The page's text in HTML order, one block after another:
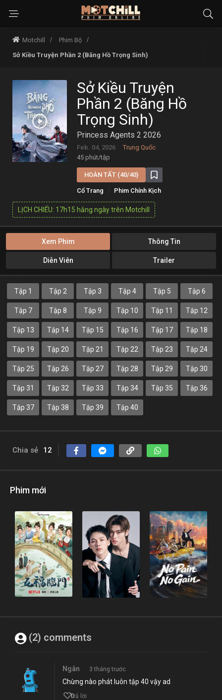
Motchill
Phim Bộ
Sở Kiều Truyện Phần 2 (Băng Hồ Trọng Sinh)
Sở Kiều Truyện
Phần 2 (Băng Hồ
Trọng Sinh)
Princess Agents 2 2026
Feb. 04, 2026
Trung Quốc
45 phút/tập
HOÀN TẤT (40/40)
Cổ Trang Phim Chính Kịch
LỊCH CHIẾU: 17h15 hằng ngày trên Motchill
Xem Phim Thông Tin
Diễn Viên Trailer
Tập 1 Tập 2 Tập 3 Tập 4 Tập 5 Tập 6
Tập 7 Tập 8 Tập 9 Tập 10 Tập 11 Tập 12
Tập 13 Tập 14 Tập 15 Tập 16 Tập 17 Tập 18
Tập 19 Tập 20 Tập 21 Tập 22 Tập 23 Tập 24
Tập 25 Tập 26 Tập 27 Tập 28 Tập 29 Tập 30
Tập 31 Tập 32 Tập 33 Tập 34 Tập 35 Tập 36
Tập 37 Tập 38 Tập 39 Tập 40
Chia sẻ 12
Phim mới
(2) comments
Ngân 3 tháng trước
Chừng nào phát luôn tập 40 vậy ad
0
Trả lời